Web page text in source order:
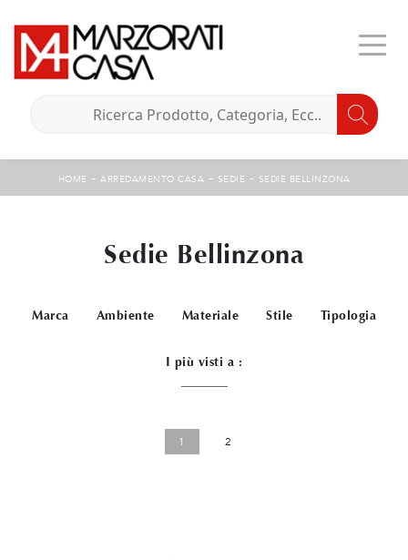
HOME - ARREDAMENTO CASA - SEDIE - SEDIE BELLINZONA
Sedie Bellinzona
Marca Ambiente Materiale Stile Tipologia
I più visti a :
1 2